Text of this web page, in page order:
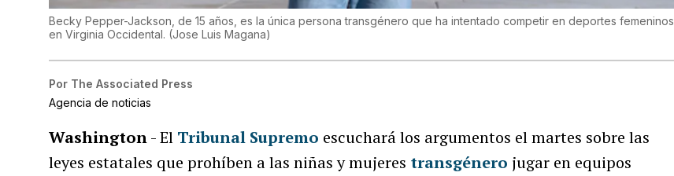
Becky Pepper-Jackson, de 15 años, es la única persona transgénero que ha intentado competir en deportes femeninos
en Virginia Occidental. (Jose Luis Magana)
Por The Associated Press
Agencia de noticias
Washington- El Tribunal Supremo escuchará los argumentos el martes sobre las
leyes estatales que prohíben a las niñas y mujeres transgénero jugar en equipos